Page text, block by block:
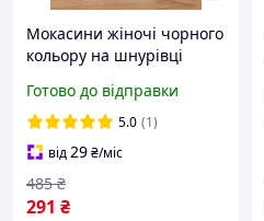
Мокасини жіночі чорного
кольору на шнурівці
Готово до відправки
5.0 (1)
від29₴/міс
291 ₴
485 ₴